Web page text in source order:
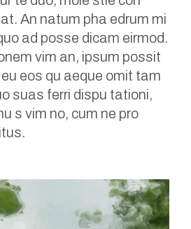
An natum pha edrum mi
ad posse dicam eirmod.
vim an, ipsum possit
eos qu aeque omit tam
suas ferri dispu tationi,
s vim no, cum ne pro